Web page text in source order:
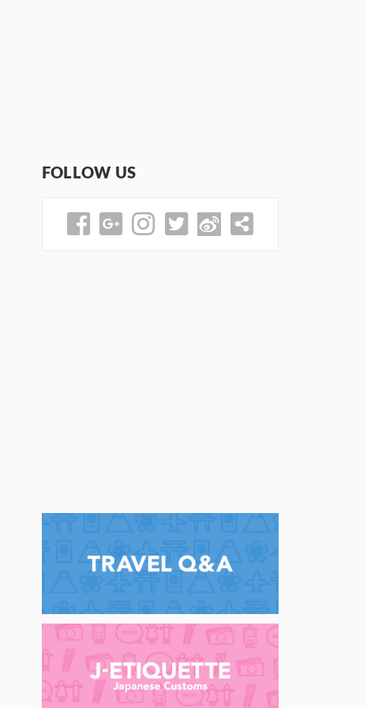
FOLLOW US